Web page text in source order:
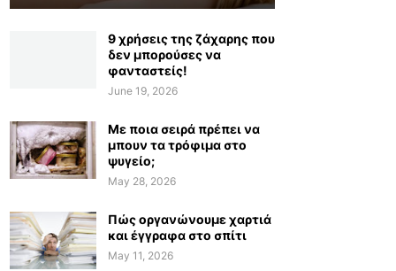
9 χρήσεις της ζάχαρης που
δεν μπορούσες να
φανταστείς!
June 19, 2026
Με ποια σειρά πρέπει να
μπουν τα τρόφιμα στο
ψυγείο;
May 28, 2026
Πώς οργανώνουμε χαρτιά
και έγγραφα στο σπίτι
May 11, 2026